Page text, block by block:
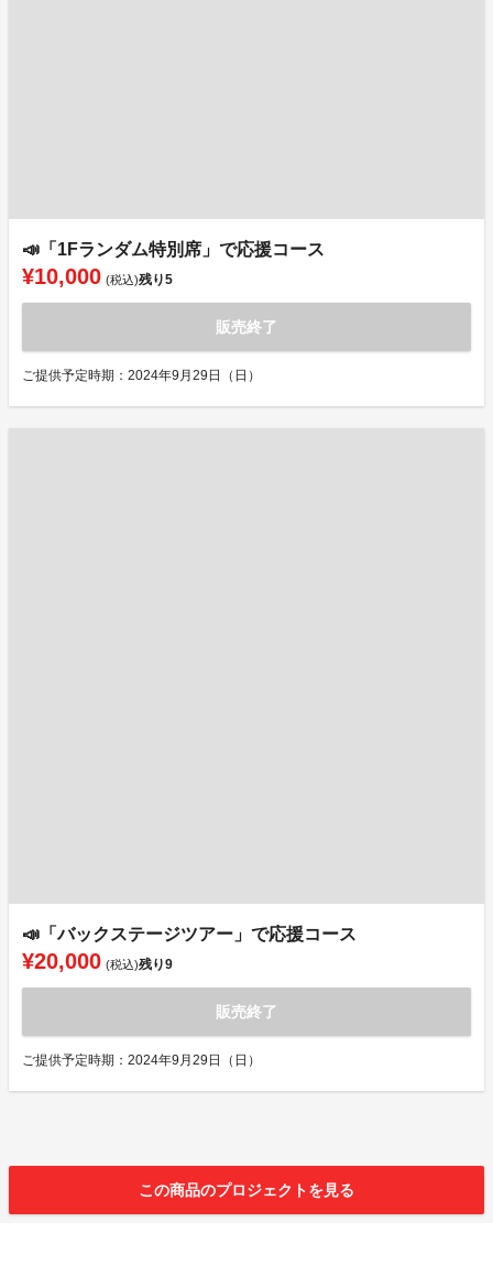
📣「1Fランダム特別席」で応援コース
¥10,000 (税込)残り5
販売終了
ご提供予定時期：2024年9月29日（日）
📣「バックステージツアー」で応援コース
¥20,000 (税込)残り9
販売終了
ご提供予定時期：2024年9月29日（日）
この商品のプロジェクトを見る